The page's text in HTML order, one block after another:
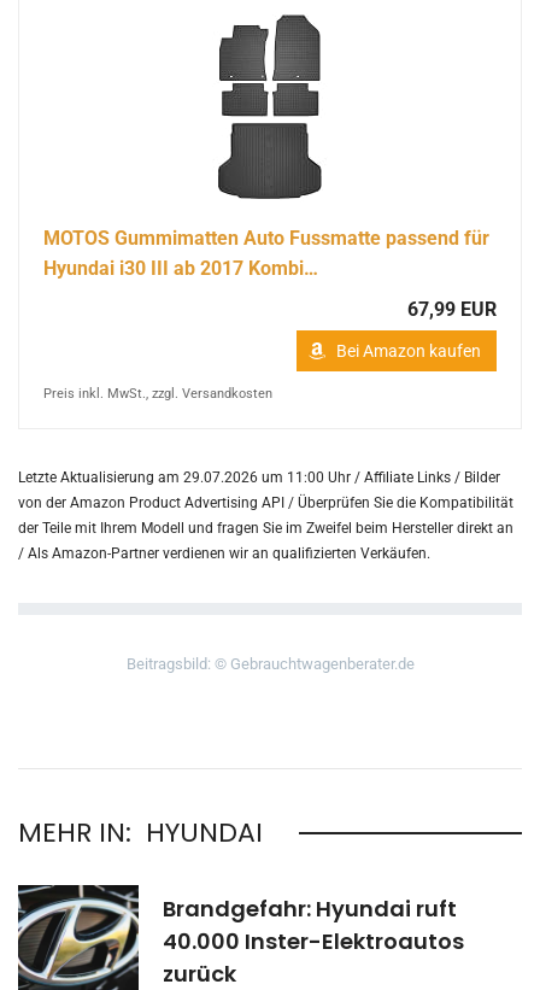
MOTOS Gummimatten Auto Fussmatte passend für
Hyundai i30 III ab 2017 Kombi…
67,99 EUR
Bei Amazon kaufen
Preis inkl. MwSt., zzgl. Versandkosten
Letzte Aktualisierung am 29.07.2026 um 11:00 Uhr / Affiliate Links / Bilder
von der Amazon Product Advertising API / Überprüfen Sie die Kompatibilität
der Teile mit Ihrem Modell und fragen Sie im Zweifel beim Hersteller direkt an
/ Als Amazon-Partner verdienen wir an qualifizierten Verkäufen.
Beitragsbild: © Gebrauchtwagenberater.de
MEHR IN: HYUNDAI
Brandgefahr: Hyundai ruft
40.000 Inster-Elektroautos
zurück